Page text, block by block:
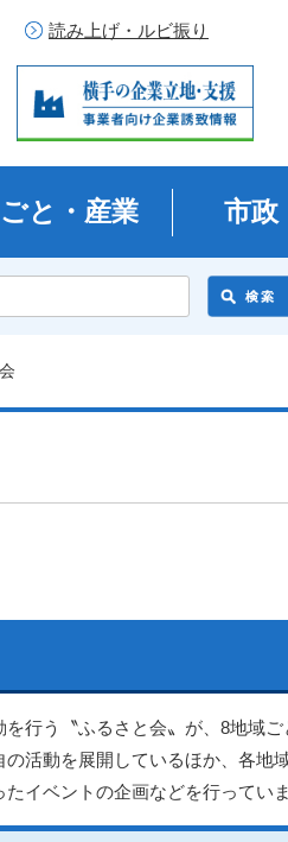
読み上げ・ルビ振り
と・産業 市政
行う〝ふるさと会〟が、8地域ご
活動を展開しているほか、各地
イベントの企画などを行っていま